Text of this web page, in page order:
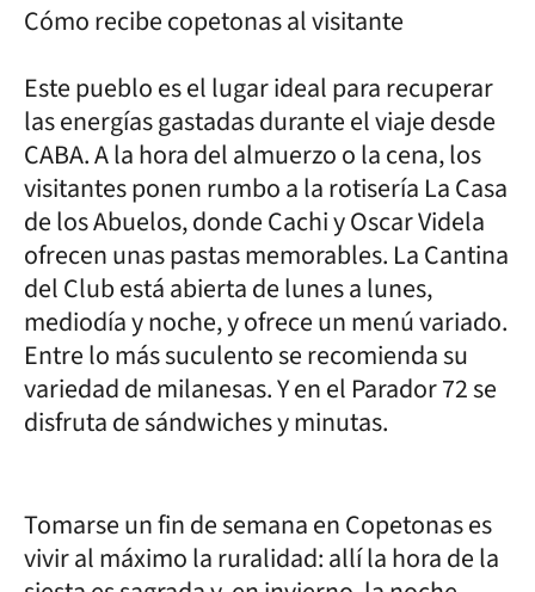
Cómo recibe copetonas al visitante
Este pueblo es el lugar ideal para recuperar
las energías gastadas durante el viaje desde
CABA. A la hora del almuerzo o la cena, los
visitantes ponen rumbo a la rotisería La Casa
de los Abuelos, donde Cachi y Oscar Videla
ofrecen unas pastas memorables. La Cantina
del Club está abierta de lunes a lunes,
mediodía y noche, y ofrece un menú variado.
Entre lo más suculento se recomienda su
variedad de milanesas. Y en el Parador 72 se
disfruta de sándwiches y minutas.
Tomarse un fin de semana en Copetonas es
vivir al máximo la ruralidad: allí la hora de la